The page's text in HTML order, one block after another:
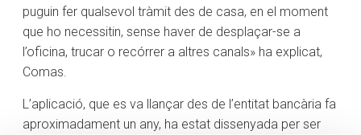
puguin fer qualsevol tràmit des de casa, en el moment
que ho necessitin, sense haver de desplaçar-se a
l’oficina, trucar o recórrer a altres canals» ha explicat,
Comas.
L’aplicació, que es va llançar des de l’entitat bancària fa
aproximadament un any, ha estat dissenyada per ser